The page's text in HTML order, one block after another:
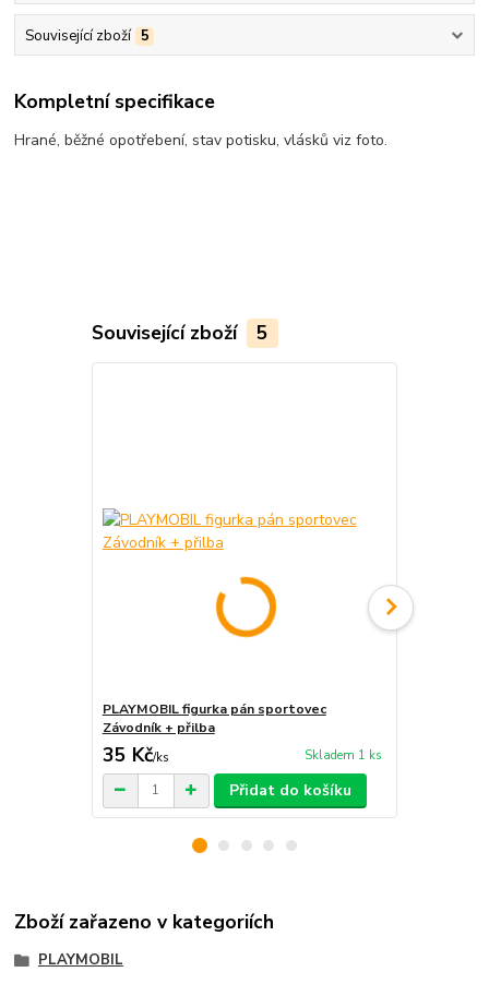
Související zboží 5
Kompletní specifikace
Hrané, běžné opotřebení, stav potisku, vlásků viz foto.
Související zboží 5
PLAYMOBIL figurka pán sportovec
Závodník + přilba
35 Kč/ks Skladem 1 ks
Přidat do košíku
Zboží zařazeno v kategoriích
PLAYMOBIL